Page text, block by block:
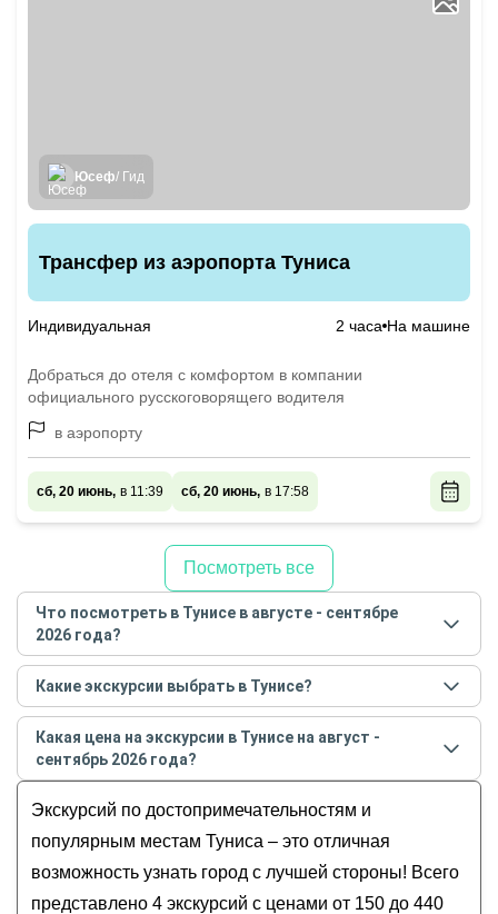
Юсеф/ Гид
Трансфер из аэропорта Туниса
Индивидуальная 2 часа На машине
Добраться до отеля с комфортом в компании
официального русскоговорящего водителя
в аэропорту
сб, 20 июнь, в 11:39 сб, 20 июнь, в 17:58
Посмотреть все
Что посмотреть в Тунисе в августе - сентябре
2026 года?
Самые популярные местав Тунисев августе -
сентябре 2026года:
Обзорные
История и архитектура
Музеи и искусство
Гастрономические
Для детей
Какие экскурсии выбрать в Тунисе?
Самые популярные экскурсиив Тунисев августе -
сентябре 2026года:
Карфаген — Сиди-Бу-Саид — Тунис
Большое путешествие по Тунису
Сиди-Бу-Саид, Зигван и Такруна: мозаика
Трансфер из аэропорта Туниса
Какая цена на экскурсии в Тунисе на август -
сентябрь 2026 года?
2026года от 150до 440 USD
Экскурсий по достопримечательностям и
популярным местам Туниса – это отличная
возможность узнать город с лучшей стороны! Всего
представлено 4 экскурсий с ценами от 150 до 440